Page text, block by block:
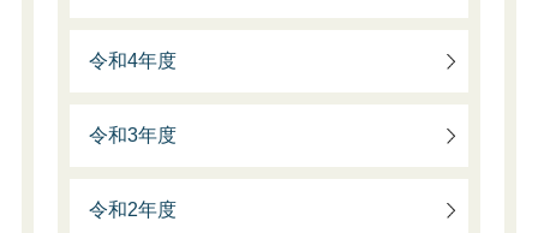
令和4年度
令和3年度
令和2年度